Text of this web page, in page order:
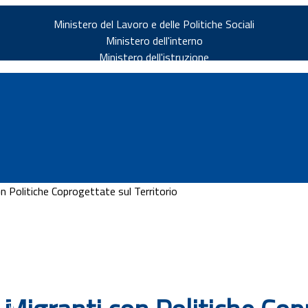
Ministero del Lavoro e delle Politiche Sociali
Ministero dell'interno
Ministero dell'istruzione
Politiche Coprogettate sul Territorio